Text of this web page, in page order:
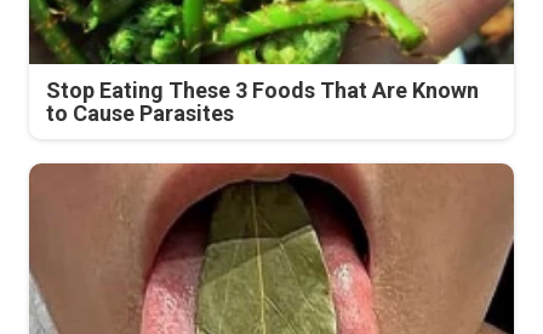
Stop Eating These 3 Foods That Are Known
to Cause Parasites